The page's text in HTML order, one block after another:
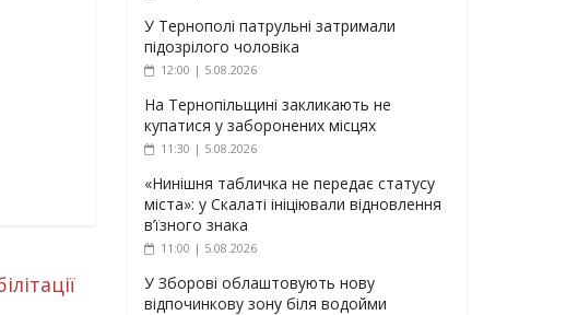
У Тернополі патрульні затримали
підозрілого чоловіка
12:00 | 5.08.2026
На Тернопільщині закликають не
купатися у заборонених місцях
11:30 | 5.08.2026
«Нинішня табличка не передає статусу
міста»: у Скалаті ініціювали відновлення
в’їзного знака
11:00 | 5.08.2026
У Зборові облаштовують нову
відпочинкову зону біля водойми